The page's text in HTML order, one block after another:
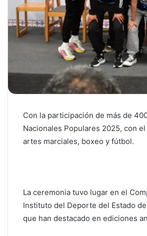
Con la participación de más de
Nacionales Populares 2025, con
artes marciales, boxeo y fútbol.
La ceremonia tuvo lugar en el
Instituto del Deporte del Estado
que han destacado en ediciones